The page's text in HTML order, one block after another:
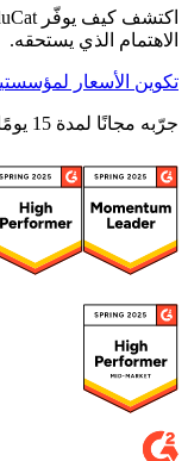
الاهتمام الذي يستحقه.
تكوين الأسعار لمؤسستي
جرّبه مجانًا لمدة 15 يومًا. لا حاجة لبطاقة ائتمان.